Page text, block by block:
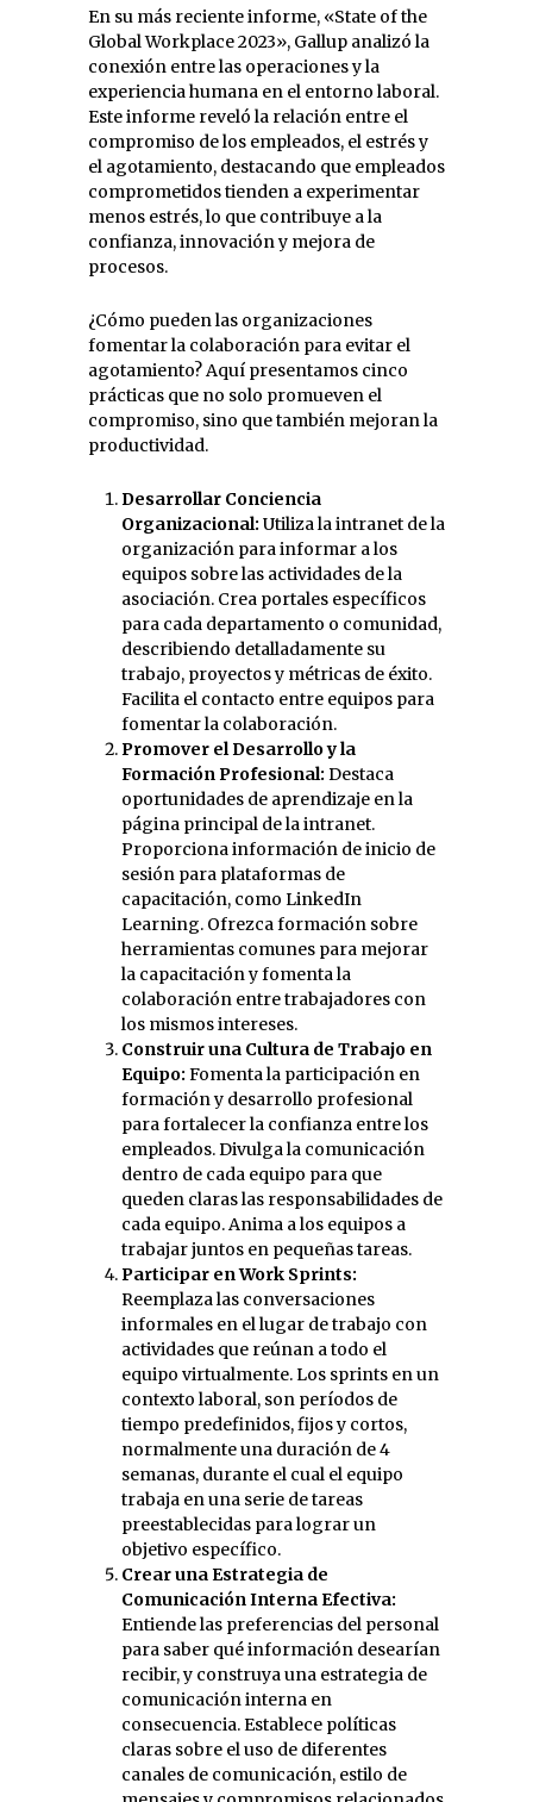
En su más reciente informe, «State of the
Global Workplace 2023», Gallup analizó la
conexión entre las operaciones y la
experiencia humana en el entorno laboral.
Este informe reveló la relación entre el
compromiso de los empleados, el estrés y
el agotamiento, destacando que empleados
comprometidos tienden a experimentar
menos estrés, lo que contribuye a la
confianza, innovación y mejora de
procesos.
¿Cómo pueden las organizaciones
fomentar la colaboración para evitar el
agotamiento? Aquí presentamos cinco
prácticas que no solo promueven el
compromiso, sino que también mejoran la
productividad.
Desarrollar Conciencia
Organizacional: Utiliza la intranet de la
organización para informar a los
equipos sobre las actividades de la
asociación. Crea portales específicos
para cada departamento o comunidad,
describiendo detalladamente su
trabajo, proyectos y métricas de éxito.
Facilita el contacto entre equipos para
fomentar la colaboración.
Promover el Desarrollo y la
Formación Profesional: Destaca
oportunidades de aprendizaje en la
página principal de la intranet.
Proporciona información de inicio de
sesión para plataformas de
capacitación, como LinkedIn
Learning. Ofrezca formación sobre
herramientas comunes para mejorar
la capacitación y fomenta la
colaboración entre trabajadores con
los mismos intereses.
Construir una Cultura de Trabajo en
Equipo: Fomenta la participación en
formación y desarrollo profesional
para fortalecer la confianza entre los
empleados. Divulga la comunicación
dentro de cada equipo para que
queden claras las responsabilidades de
cada equipo. Anima a los equipos a
trabajar juntos en pequeñas tareas.
Participar en Work Sprints:
Reemplaza las conversaciones
informales en el lugar de trabajo con
actividades que reúnan a todo el
equipo virtualmente. Los sprints en un
contexto laboral, son períodos de
tiempo predefinidos, fijos y cortos,
normalmente una duración de 4
semanas, durante el cual el equipo
trabaja en una serie de tareas
preestablecidas para lograr un
objetivo específico.
Crear una Estrategia de
Comunicación Interna Efectiva:
Entiende las preferencias del personal
para saber qué información desearían
recibir, y construya una estrategia de
comunicación interna en
consecuencia. Establece políticas
claras sobre el uso de diferentes
canales de comunicación, estilo de